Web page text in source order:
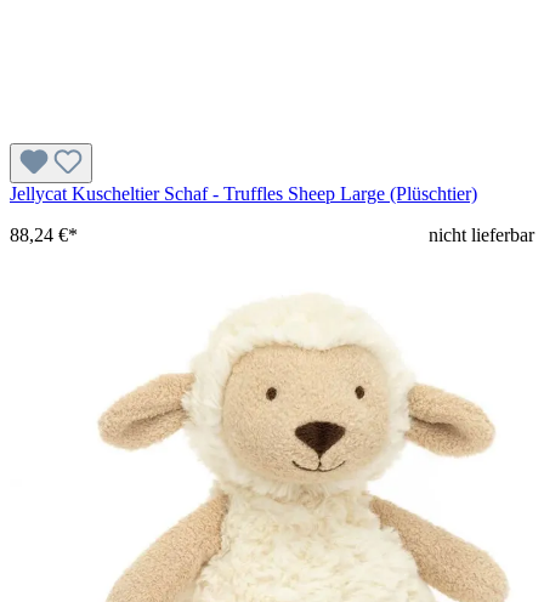
Jellycat Kuscheltier Schaf - Truffles Sheep Large (Plüschtier)
nicht lieferbar
88,24 €*